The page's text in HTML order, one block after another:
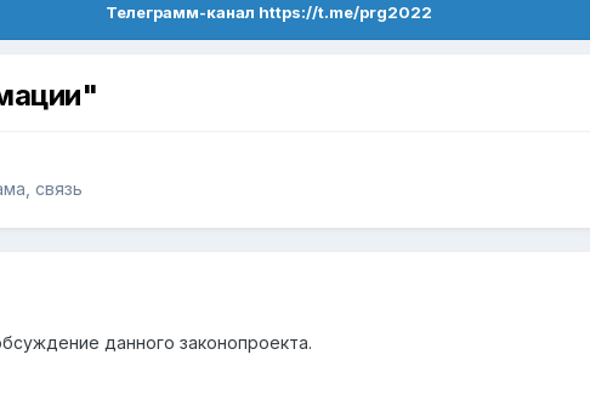
Телеграмм-канал https://t.me/prg2022
связь
данного законопроекта.